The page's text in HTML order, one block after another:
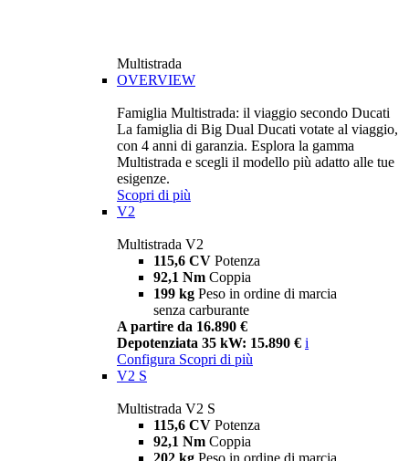
Multistrada
OVERVIEW
Famiglia Multistrada: il viaggio secondo Ducati
La famiglia di Big Dual Ducati votate al viaggio,
con 4 anni di garanzia. Esplora la gamma
Multistrada e scegli il modello più adatto alle tue
esigenze.
Scopri di più
V2
Multistrada V2
115,6 CV Potenza
92,1 Nm Coppia
199 kg Peso in ordine di marcia
senza carburante
A partire da 16.890 €
Depotenziata 35 kW: 15.890 € i
Configura Scopri di più
V2 S
Multistrada V2 S
115,6 CV Potenza
92,1 Nm Coppia
202 kg Peso in ordine di marcia